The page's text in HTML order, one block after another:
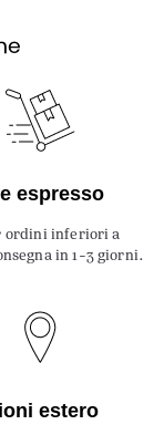
espresso
ordini inferiori a
in 1-3 giorni.
estero